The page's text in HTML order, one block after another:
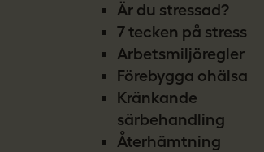
Är du stressad?
7 tecken på stress
Arbetsmiljöregler
Förebygga ohälsa
Kränkande
särbehandling
Återhämtning